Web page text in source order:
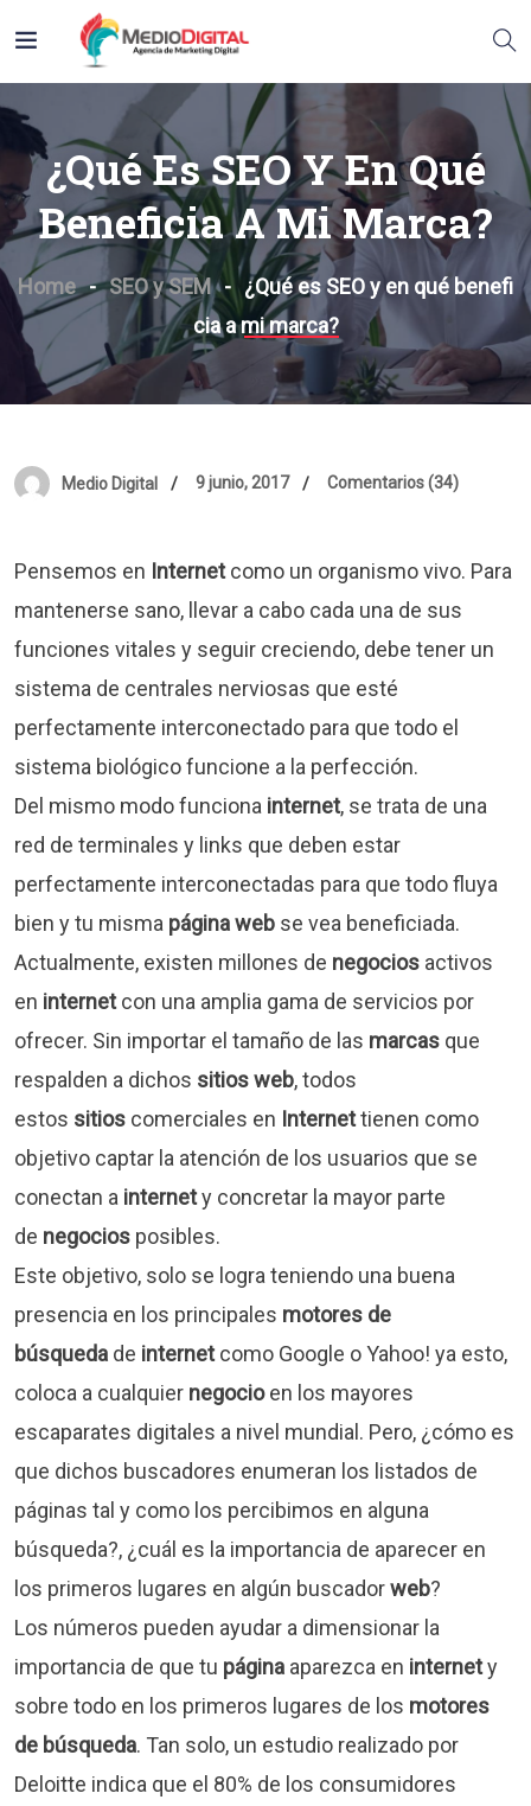
¿Qué Es SEO Y En Qué
Beneficia A Mi Marca?
Home SEO y SEM
¿Qué es SEO y en qué benefi
cia a mi marca?
Medio Digital 9 junio, 2017 Comentarios (34)
Pensemos en Internetcomo un organismo vivo. Para
mantenerse sano, llevar a cabo cada una de sus
funciones vitales y seguir creciendo, debe tener un
sistema de centrales nerviosas que esté
perfectamente interconectado para que todo el
sistema biológico funcione a la perfección.
Del mismo modo funciona internet, se trata de una
red de terminales y links que deben estar
perfectamente interconectadas para que todo fluya
bien y tu misma página web se vea beneficiada.
Actualmente, existen millones de negocios activos
en internetcon una amplia gama de servicios por
ofrecer. Sin importar el tamaño de las marcas que
respalden a dichos sitios web, todos
estos sitios comerciales en Internettienen como
objetivo captar la atención de los usuarios que se
conectan a internety concretar la mayor parte
de negocios posibles.
Este objetivo, solo se logra teniendo una buena
presencia en los principales motores de
búsqueda de internetcomo Google o Yahoo! ya esto,
coloca a cualquier negocioen los mayores
escaparates digitales a nivel mundial. Pero, ¿cómo es
que dichos buscadores enumeran los listados de
páginas tal y como los percibimos en alguna
búsqueda?, ¿cuál es la importancia de aparecer en
los primeros lugares en algún buscadorweb?
Los números pueden ayudar a dimensionar la
importancia de que tu página aparezca en internety
sobre todo en los primeros lugares de los motores
de búsqueda. Tan solo, un estudio realizado por
Deloitte indica que el 80% de los consumidores